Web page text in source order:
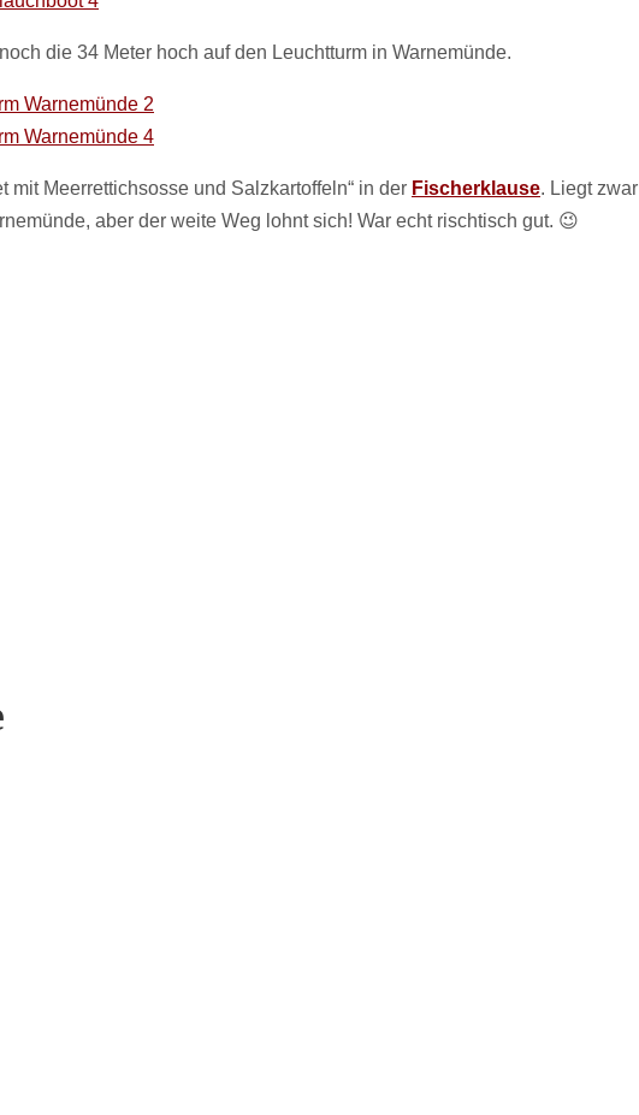
die 34 Meter hoch auf den Leuchtturm in Warnemünde.
mit Meerrettichsosse und Salzkartoffeln“ in der Fischerklause. Liegt zwar
aber der weite Weg lohnt sich! War echt rischtisch gut. 😉